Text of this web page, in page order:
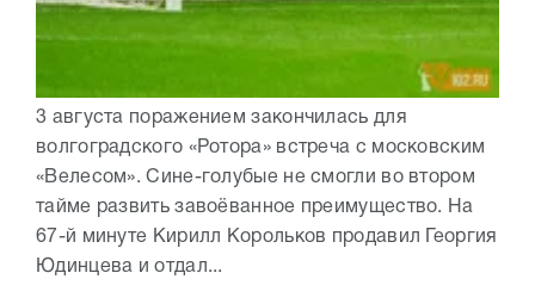
3 августа поражением закончилась для
волгоградского «Ротора» встреча с московским
«Велесом». Сине-голубые не смогли во втором
тайме развить завоёванное преимущество. На
67-й минуте Кирилл Корольков продавил Георгия
Юдинцева и отдал...